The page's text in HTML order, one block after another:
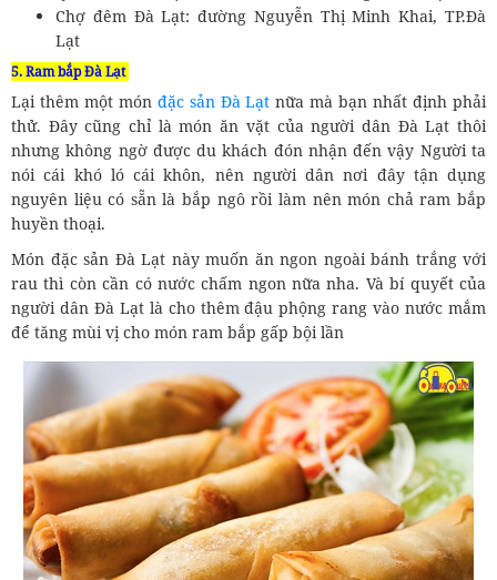
Chợ đêm Đà Lạt: đường Nguyễn Thị Minh Khai, TP.Đà
Lạt
5. Ram bắp Đà Lạt
Lại thêm một món đặc sản Đà Lạt nữa mà bạn nhất định phải
thử. Đây cũng chỉ là món ăn vặt của người dân Đà Lạt thôi
nhưng không ngờ được du khách đón nhận đến vậy Người ta
nói cái khó ló cái khôn, nên người dân nơi đây tận dụng
nguyên liệu có sẵn là bắp ngô rồi làm nên món chả ram bắp
huyền thoại.
Món đặc sản Đà Lạt này muốn ăn ngon ngoài bánh trắng với
rau thì còn cần có nước chấm ngon nữa nha. Và bí quyết của
người dân Đà Lạt là cho thêm đậu phộng rang vào nước mắm
để tăng mùi vị cho món ram bắp gấp bội lần